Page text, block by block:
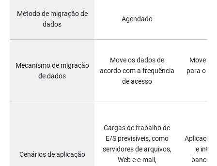
Método de migração de
dados
Agendado
Mecanismo de migração
de dados
Move os dados de
acordo com a frequência
de acesso
Move
para o
Cenários de aplicação
Cargas de trabalho de
E/S previsíveis, como
servidores de arquivos,
Web e e-mail,
e
bancos